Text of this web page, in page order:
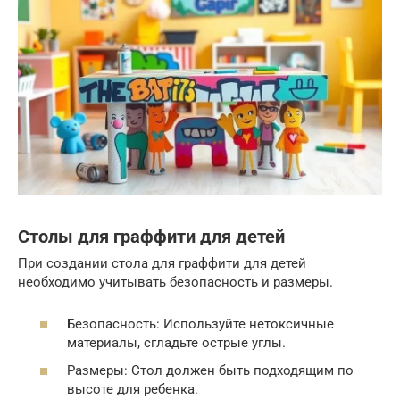
Столы для граффити для детей
При создании стола для граффити для детей
необходимо учитывать безопасность и размеры.
Безопасность: Используйте нетоксичные
материалы, сгладьте острые углы.
Размеры: Стол должен быть подходящим по
высоте для ребенка.